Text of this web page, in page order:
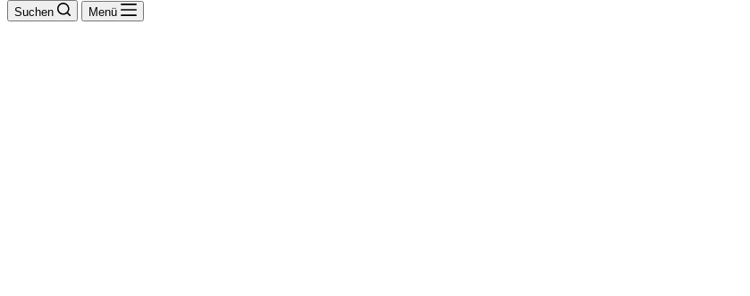
Suchen Menü